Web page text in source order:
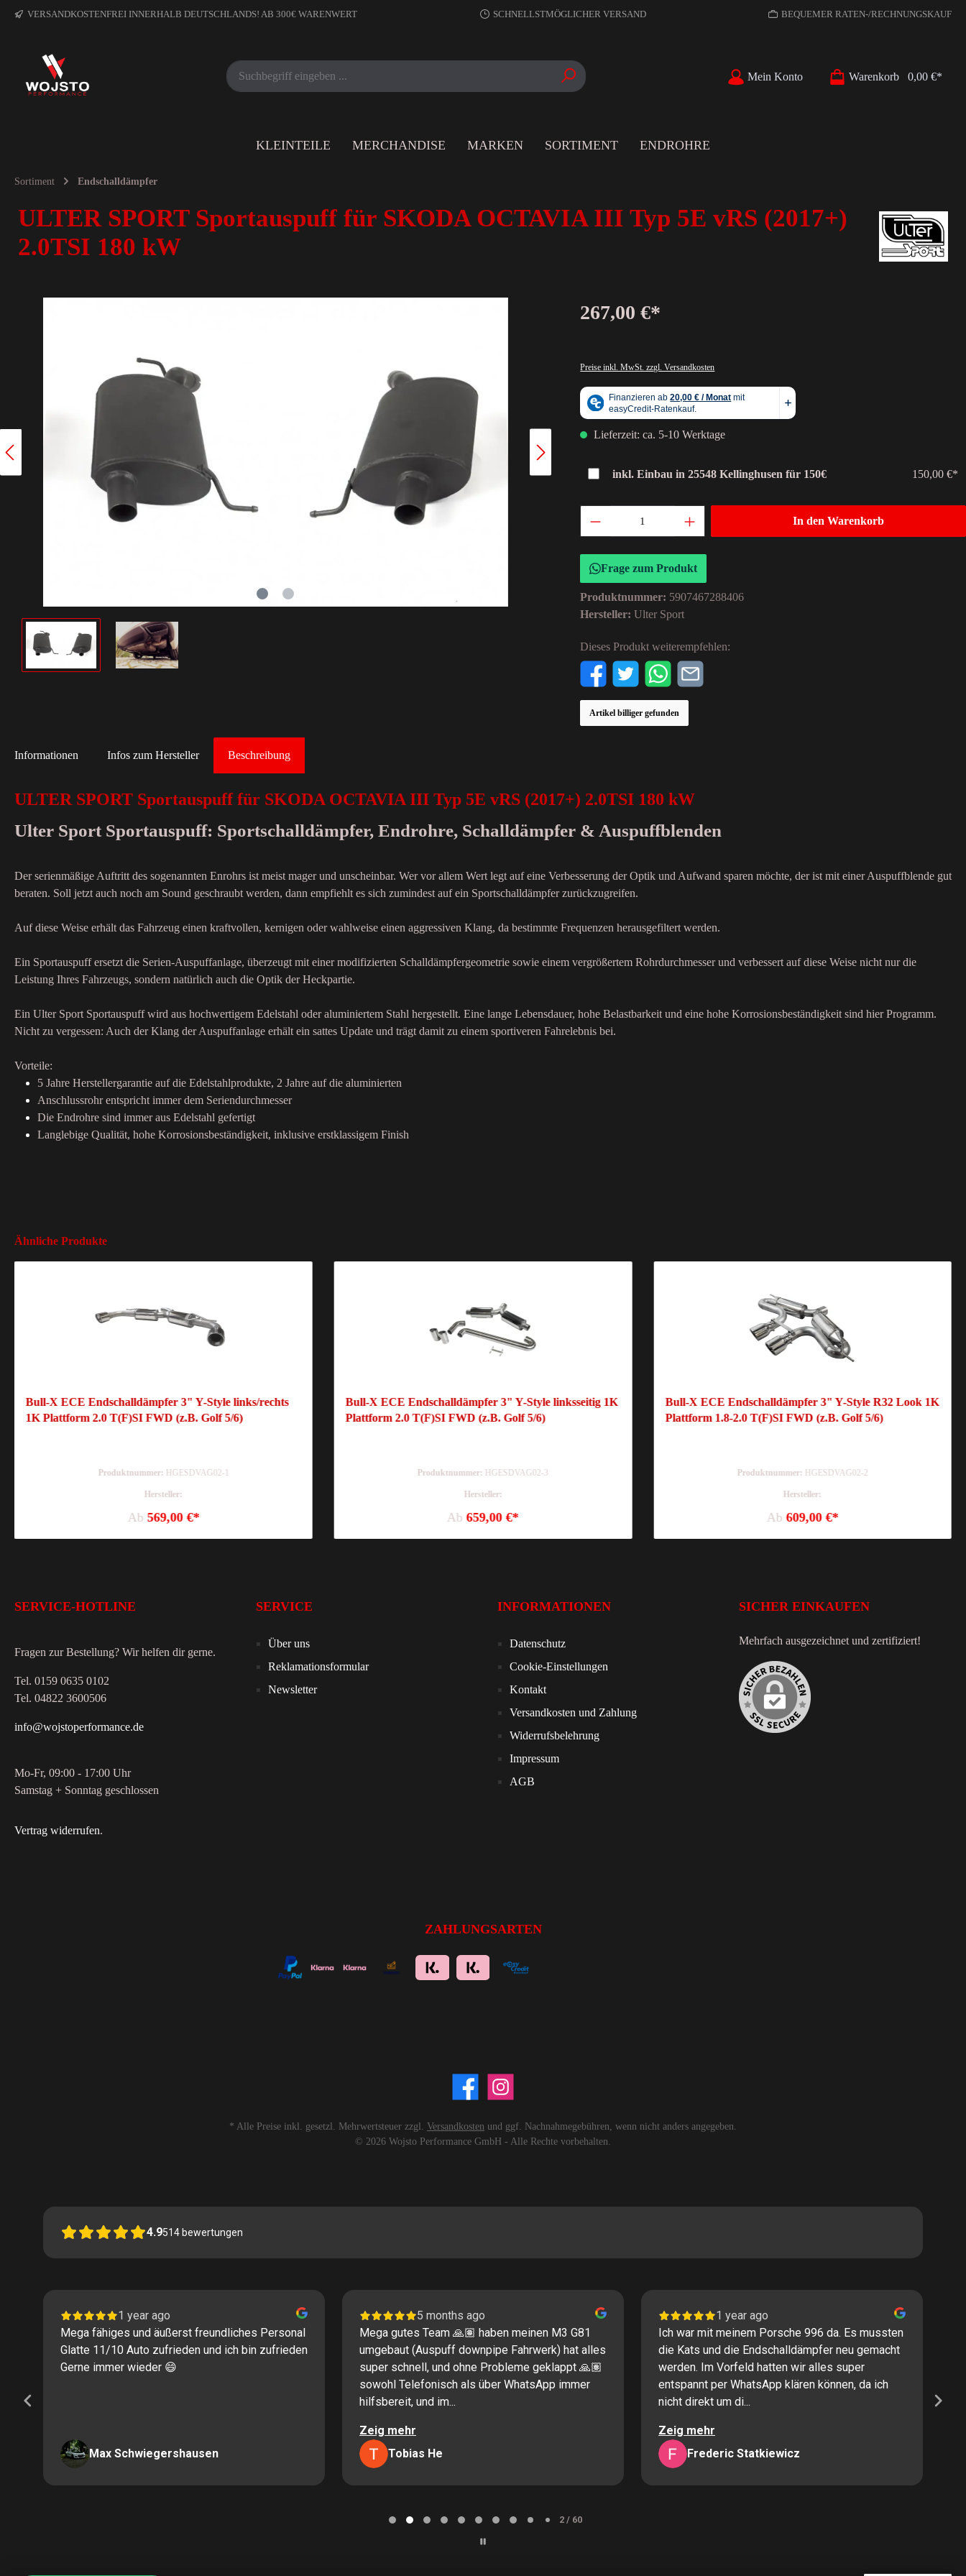
VERSANDKOSTENFREI INNERHALB DEUTSCHLANDS! AB 300€ WARENWERT SCHNELLSTMÖGLICHER VERSAND BEQUEMER RATEN-/RECHNUNGSKAUF
Mein Konto Warenkorb 0,00 €*
KLEINTEILE MERCHANDISE MARKEN SORTIMENT ENDROHRE
Sortiment Endschalldämpfer
ULTER SPORT Sportauspuff für SKODA OCTAVIA III Typ 5E vRS (2017+)
2.0TSI 180 kW
267,00 €*
Preise inkl. MwSt. zzgl. Versandkosten
Lieferzeit: ca. 5-10 Werktage
inkl. Einbau in 25548 Kellinghusen für 150€ 150,00 €*
In den Warenkorb
Frage zum Produkt
Produktnummer: 5907467288406
Hersteller:Ulter Sport
Dieses Produkt weiterempfehlen:
Artikel billiger gefunden
Beschreibung
Informationen Infos zum Hersteller
ULTER SPORT Sportauspuff für SKODA OCTAVIA III Typ 5E vRS (2017+) 2.0TSI 180 kW
Ulter Sport Sportauspuff: Sportschalldämpfer, Endrohre, Schalldämpfer & Auspuffblenden
Der serienmäßige Auftritt des sogenannten Enrohrs ist meist mager und unscheinbar. Wer vor allem Wert legt auf eine Verbesserung der Optik und Aufwand sparen möchte, der ist mit einer Auspuffblende gut
beraten. Soll jetzt auch noch am Sound geschraubt werden, dann empfiehlt es sich zumindest auf ein Sportschalldämpfer zurückzugreifen.
Auf diese Weise erhält das Fahrzeug einen kraftvollen, kernigen oder wahlweise einen aggressiven Klang, da bestimmte Frequenzen herausgefiltert werden.
Ein Sportauspuff ersetzt die Serien-Auspuffanlage, überzeugt mit einer modifizierten Schalldämpfergeometrie sowie einem vergrößertem Rohrdurchmesser und verbessert auf diese Weise nicht nur die
Leistung Ihres Fahrzeugs, sondern natürlich auch die Optik der Heckpartie.
Ein Ulter Sport Sportauspuff wird aus hochwertigem Edelstahl oder aluminiertem Stahl hergestellt. Eine lange Lebensdauer, hohe Belastbarkeit und eine hohe Korrosionsbeständigkeit sind hier Programm.
Nicht zu vergessen: Auch der Klang der Auspuffanlage erhält ein sattes Update und trägt damit zu einem sportiveren Fahrelebnis bei.
Vorteile:
5 Jahre Herstellergarantie auf die Edelstahlprodukte, 2 Jahre auf die aluminierten
Anschlussrohr entspricht immer dem Seriendurchmesser
Die Endrohre sind immer aus Edelstahl gefertigt
Langlebige Qualität, hohe Korrosionsbeständigkeit, inklusive erstklassigem Finish
Ähnliche Produkte
Bull-X ECE Endschalldämpfer 3" Y-Style links/rechts
1K Plattform 2.0 T(F)SI FWD (z.B. Golf 5/6)
Produktnummer: HGESDVAG02-1
Hersteller:
Ab 569,00 €*
Bull-X ECE Endschalldämpfer 3" Y-Style linksseitig 1K
Plattform 2.0 T(F)SI FWD (z.B. Golf 5/6)
Produktnummer: HGESDVAG02-3
Hersteller:
Ab659,00 €*
Bull-X ECE Endschalldämpfer 3" Y-Style R32 Look 1K
Plattform 1.8-2.0 T(F)SI FWD (z.B. Golf 5/6)
Produktnummer: HGESDVAG02-2
Hersteller:
Ab609,00 €*
SERVICE-HOTLINE
Fragen zur Bestellung? Wir helfen dir gerne.
Tel. 0159 0635 0102
Tel. 04822 3600506
info@wojstoperformance.de
Mo-Fr, 09:00 - 17:00 Uhr
Samstag + Sonntag geschlossen
Vertrag widerrufen.
SERVICE
Über uns
Reklamationsformular
Newsletter
INFORMATIONEN
Datenschutz
Cookie-Einstellungen
Kontakt
Versandkosten und Zahlung
Widerrufsbelehrung
Impressum
AGB
SICHER EINKAUFEN
Mehrfach ausgezeichnet und zertifiziert!
ZAHLUNGSARTEN
* Alle Preise inkl. gesetzl. Mehrwertsteuer zzgl. Versandkosten und ggf. Nachnahmegebühren, wenn nicht anders angegeben.
© 2026 Wojsto Performance GmbH - Alle Rechte vorbehalten.
4.9514 bewertungen
1 year ago
Mega fähiges und äußerst freundliches Personal
Glatte 11/10 Auto zufrieden und ich bin zufrieden
Gerne immer wieder 😄
Max Schwiegershausen
5 months ago
Mega gutes Team 🙏🏽 haben meinen M3 G81
umgebaut (Auspuff downpipe Fahrwerk) hat alles
super schnell, und ohne Probleme geklappt 🙏🏽
sowohl Telefonisch als über WhatsApp immer
hilfsbereit, und im...
Zeig mehr
Tobias He
1 year ago
Ich war mit meinem Porsche 996 da. Es mussten
die Kats und die Endschalldämpfer neu gemacht
werden. Im Vorfeld hatten wir alles super
entspannt per WhatsApp klären können, da ich
nicht direkt um di...
Zeig mehr
Frederic Statkiewicz
2 / 60